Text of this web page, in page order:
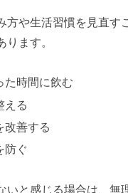
方や生活習慣を見直す
ます。
た時間に飲む
える
改善する
防ぐ
いと感じる場合は、無